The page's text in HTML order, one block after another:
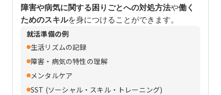
障害や病気に関する困りごとへの対処方法や働く
ためのスキルを身につけることができます。
就活準備の例
生活リズムの記録
障害・病気の特性の理解
メンタルケア
SST (ソーシャル・スキル・トレーニング)